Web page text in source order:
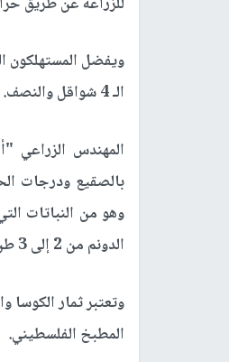
ويفضل المستهلكون
الـ 4 شواقل والنصف.
المهندس الزراعي
بالصقيع ودرجات
وهو من النباتات
الدونم من 2 إلى 3 طن حسب الصنف.
وتعتبر ثمار
المطبخ الفلسطيني.